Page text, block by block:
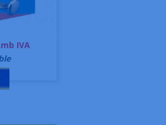
IVA